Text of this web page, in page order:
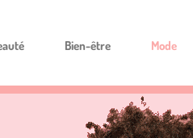
Bien-être Mode